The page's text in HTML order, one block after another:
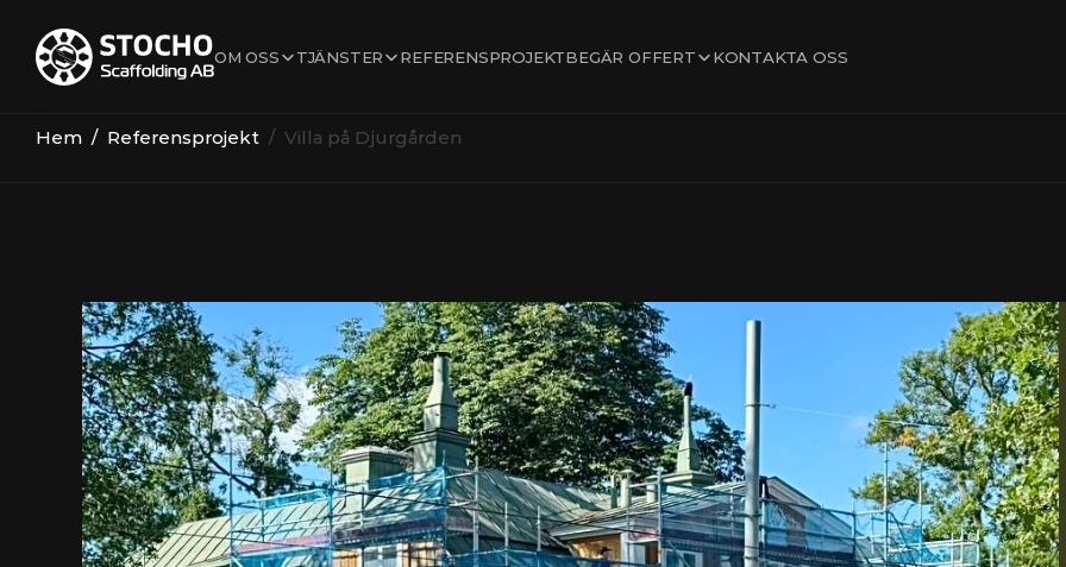
OM OSS TJÄNSTER REFERENSPROJEKTBEGÄR OFFERT KONTAKTA OSS
Hem
  /
Referensprojekt
  /  Villa på Djurgården